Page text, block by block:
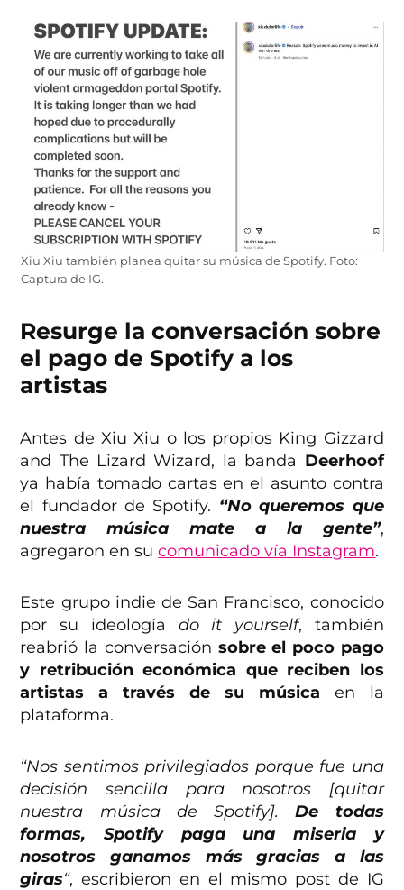
Xiu Xiu también planea quitar su música de Spotify. Foto:
Captura de IG.
Resurge la conversación sobre
el pago de Spotify a los
artistas
Antes de Xiu Xiu o los propios King Gizzard
and The Lizard Wizard, la banda Deerhoof
ya había tomado cartas en el asunto contra
el fundador de Spotify. “No queremos que
nuestra música mate a la gente”,
agregaron en sucomunicado vía Instagram.
Este grupo indie de San Francisco, conocido
por su ideología do it yourself, también
reabrió la conversación sobre el poco pago
y retribución económica que reciben los
artistas a través de su música en la
plataforma.
“Nos sentimos privilegiados porque fue una
decisión sencilla para nosotros [quitar
nuestra música de Spotify].De todas
formas, Spotify paga una miseria y
nosotros ganamos más gracias a las
giras“, escribieron en el mismo post de IG